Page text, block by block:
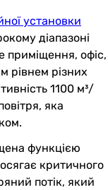
установки
діапазоні
офіс,
рівнем різних
1100 м³/
яка
функцією
критичного
потік, який